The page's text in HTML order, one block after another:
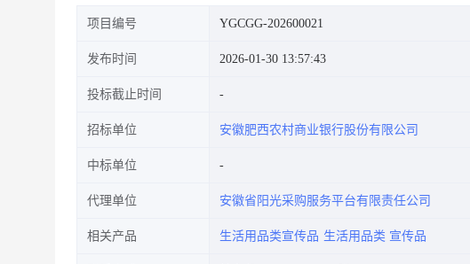
项目编号 YGCGG-202600021
发布时间 2026-01-30 13:57:43
投标截止时间
招标单位 安徽肥西农村商业银行股份有限公司
中标单位
代理单位 安徽省阳光采购服务平台有限责任公司
相关产品 生活用品类宣传品 生活用品类 宣传品